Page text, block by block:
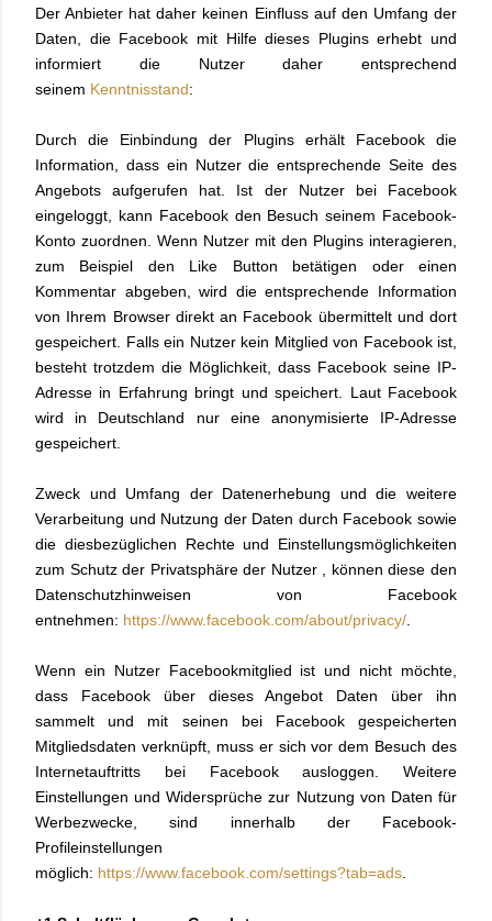
Der Anbieter hat daher keinen Einfluss auf den Umfang der
Daten, die Facebook mit Hilfe dieses Plugins erhebt und
informiert die Nutzer daher entsprechend
seinem Kenntnisstand:
Durch die Einbindung der Plugins erhält Facebook die
Information, dass ein Nutzer die entsprechende Seite des
Angebots aufgerufen hat. Ist der Nutzer bei Facebook
eingeloggt, kann Facebook den Besuch seinem Facebook-
Konto zuordnen. Wenn Nutzer mit den Plugins interagieren,
zum Beispiel den Like Button betätigen oder einen
Kommentar abgeben, wird die entsprechende Information
von Ihrem Browser direkt an Facebook übermittelt und dort
gespeichert. Falls ein Nutzer kein Mitglied von Facebook ist,
besteht trotzdem die Möglichkeit, dass Facebook seine IP-
Adresse in Erfahrung bringt und speichert. Laut Facebook
wird in Deutschland nur eine anonymisierte IP-Adresse
gespeichert.
Zweck und Umfang der Datenerhebung und die weitere
Verarbeitung und Nutzung der Daten durch Facebook sowie
die diesbezüglichen Rechte und Einstellungsmöglichkeiten
zum Schutz der Privatsphäre der Nutzer , können diese den
Datenschutzhinweisen von Facebook
entnehmen: https://www.facebook.com/about/privacy/
Wenn ein Nutzer Facebookmitglied ist und nicht möchte,
dass Facebook über dieses Angebot Daten über ihn
sammelt und mit seinen bei Facebook gespeicherten
Mitgliedsdaten verknüpft, muss er sich vor dem Besuch des
Internetauftritts bei Facebook ausloggen. Weitere
Einstellungen und Widersprüche zur Nutzung von Daten für
Werbezwecke, sind innerhalb der Facebook-
Profileinstellungen
möglich: https://www.facebook.com/settings?tab=ads